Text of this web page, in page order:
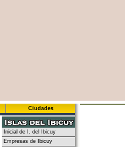
Ciudades
Inicial de I. del Ibicuy
Empresas de Ibicuy